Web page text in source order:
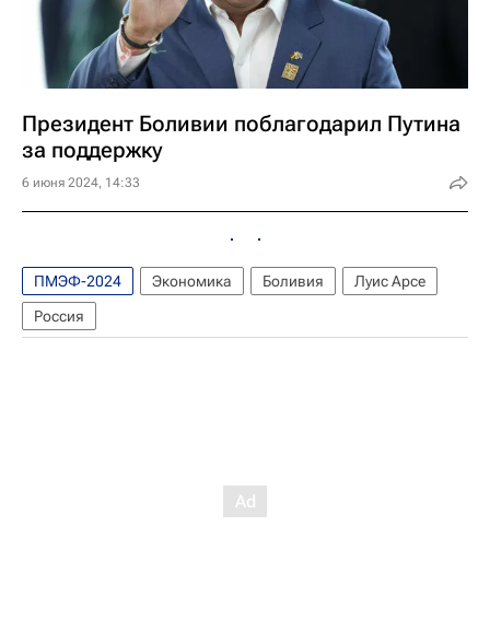
Президент Боливии поблагодарил Путина
за поддержку
6 июня 2024, 14:33
ПМЭФ-2024 Экономика Боливия
Луис Арсе
Россия